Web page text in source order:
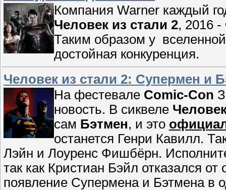
Компания Warner каждый
Человек из стали 2, 2016 -
Таким образом у
достойная конкуренция.
Человек из стали 2: Супермен и
На фестевале Comic-Con
новость. В сиквеле
сам Бэтмен, и это
останется Генри Кавилл.
Лэйн и Лоуренс Фишбёрн.
так как Кристиан Бэйл отказался
появление Супермена и Бэтмена в